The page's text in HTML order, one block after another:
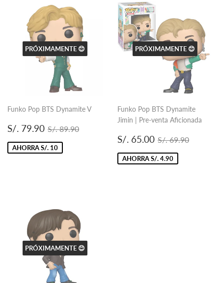
PRÓXIMAMENTE 😊
Funko Pop BTS Dynamite V
Precio
de
oferta
S/. 79.90 S/.
79.90
Precio habitual
S/. 89.90
AHORRA S/. 10
PRÓXIMAMENTE 😊
Funko Pop BTS Dynamite
Jimin | Pre-venta Aficionada
Precio
de
oferta
S/. 65.00 S/.
65.00
Precio habitual
S/. 69.90
AHORRA S/. 4.90
PRÓXIMAMENTE 😊